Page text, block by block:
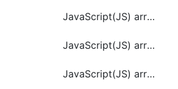
JavaScript(JS) array.pop()
JavaScript(JS) array.shift()
JavaScript(JS) array.toString()